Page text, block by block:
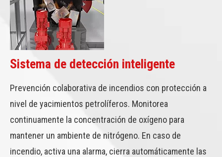
Sistema de detección inteligente
Prevención colaborativa de incendios con protección a
nivel de yacimientos petrolíferos. Monitorea
continuamente la concentración de oxígeno para
mantener un ambiente de nitrógeno. ​En caso de
incendio, activa una alarma, cierra automáticamente las